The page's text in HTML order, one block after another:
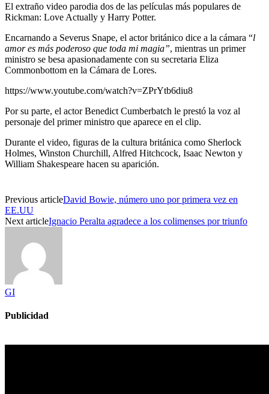
El extraño video parodia dos de las películas más populares de
Rickman: Love Actually y Harry Potter.
Encarnando a Severus Snape, el actor británico dice a la cámara “l
amor es más poderoso que toda mi magia”, mientras un primer
ministro se besa apasionadamente con su secretaria Eliza
Commonbottom en la Cámara de Lores.
https://www.youtube.com/watch?v=ZPrYtb6diu8
Por su parte, el actor Benedict Cumberbatch le prestó la voz al
personaje del primer ministro que aparece en el clip.
Durante el video, figuras de la cultura británica como Sherlock
Holmes, Winston Churchill, Alfred Hitchcock, Isaac Newton y
William Shakespeare hacen su aparición.
Previous articleDavid Bowie, número uno por primera vez en
EE.UU
Next articleIgnacio Peralta agradece a los colimenses por triunfo
GI
Publicidad